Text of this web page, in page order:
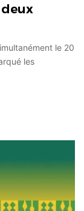
le 20
les